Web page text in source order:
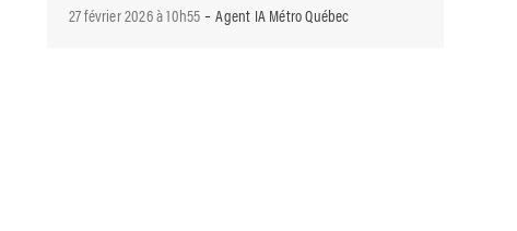
27 février 2026 à 10h55 -Agent IA Métro Québec